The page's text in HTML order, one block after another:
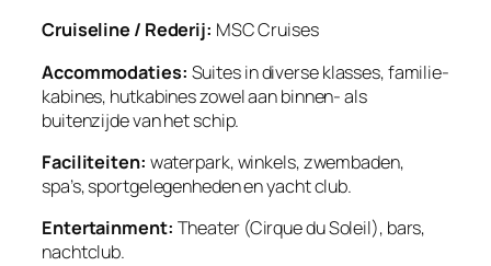
Cruiseline / Rederij: MSC Cruises
Accommodaties: Suites in diverse klasses, familie-
kabines, hutkabines zowel aan binnen- als
buitenzijde van het schip.
Faciliteiten: waterpark, winkels, zwembaden,
spa’s, sportgelegenheden en yacht club.
Entertainment: Theater (Cirque du Soleil), bars,
nachtclub.